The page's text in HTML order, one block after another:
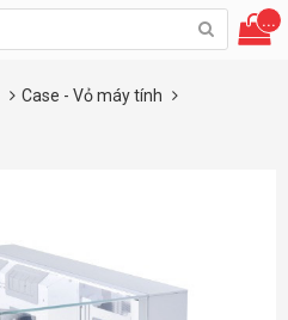
...
Case - Vỏ máy tính